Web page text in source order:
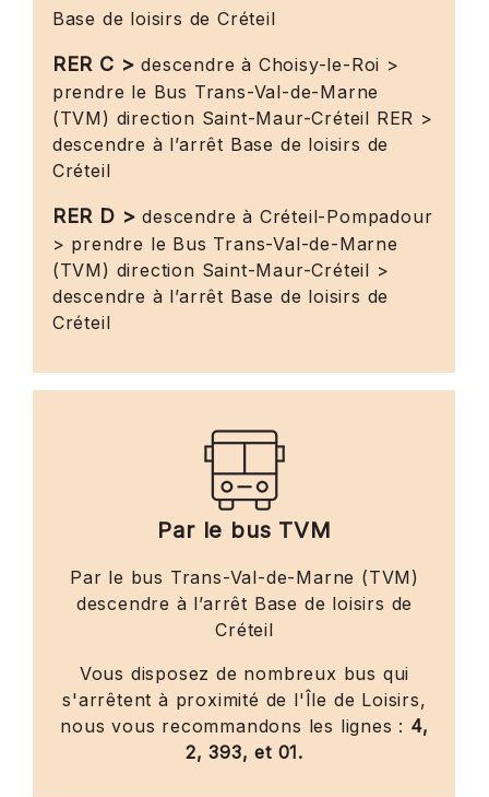
Base de loisirs de Créteil
RER C >descendre à Choisy-le-Roi >
prendre le Bus Trans-Val-de-Marne
(TVM) direction Saint-Maur-Créteil RER >
descendre à l’arrêt Base de loisirs de
Créteil
RER D >descendre à Créteil-Pompadour
> prendre le Bus Trans-Val-de-Marne
(TVM) direction Saint-Maur-Créteil >
descendre à l’arrêt Base de loisirs de
Créteil
Par le bus TVM
Par le bus Trans-Val-de-Marne (TVM)
descendre à l’arrêt Base de loisirs de
Créteil
Vous disposez de nombreux bus qui
s'arrêtent à proximité de l'Île de Loisirs,
nous vous recommandons les lignes : 4,
2, 393, et 01.